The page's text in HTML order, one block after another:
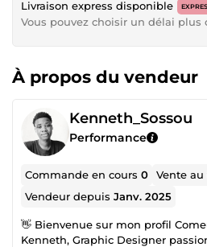
Livraison express disponible
Vous pouvez choisir un délai
À propos du vendeur
Kenneth_Sossou
Performance
Commande en cours0 Vente
Vendeur depuisJanv. 2025
👋 Bienvenue sur mon profil
Kenneth, Graphic Designer